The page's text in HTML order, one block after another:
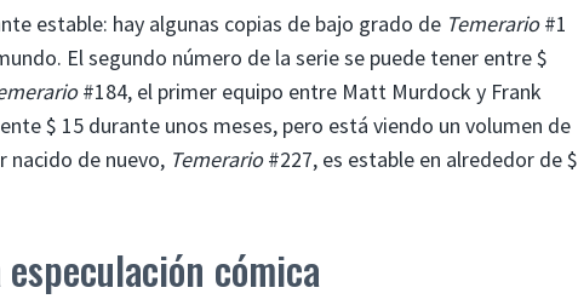
estable: hay algunas copias de bajo grado de Temerario#1
El segundo número de la serie se puede tener entre $
#184, el primer equipo entre Matt Murdock y Frank
$ 15 durante unos meses, pero está viendo un volumen de
nacido de nuevo, Temerario#227, es estable en alrededor de $
cómica